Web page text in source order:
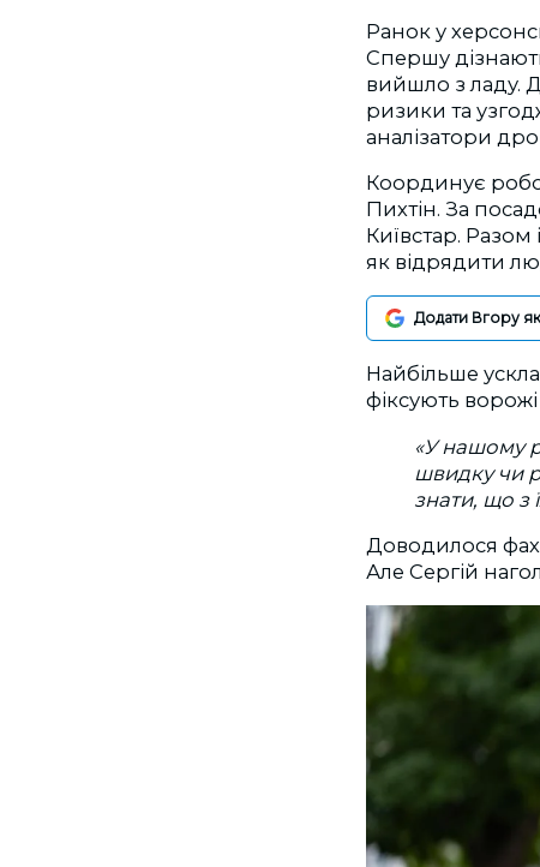
Ранок у
Спершу
вийшло з ладу.
ризики та
аналізатори
Координує
Пихтін. За
Київстар.
як відрядити
Додати Вгору
Найбільше
фіксують
«У нашому
швидку чи
знати, що з
Доводилося
Але Сергій